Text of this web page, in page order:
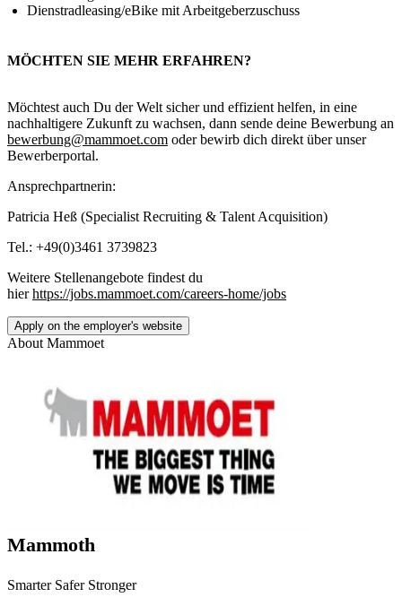
Dienstradleasing/eBike mit Arbeitgeberzuschuss
MÖCHTEN SIE MEHR ERFAHREN?
Möchtest auch Du der Welt sicher und effizient helfen, in eine
nachhaltigere Zukunft zu wachsen, dann sende deine Bewerbung an
bewerbung@mammoet.com oder bewirb dich direkt über unser
Bewerberportal.
Ansprechpartnerin:
Patricia Heß (Specialist Recruiting & Talent Acquisition)
Tel.: +49(0)3461 3739823
Weitere Stellenangebote findest du
hierhttps://jobs.mammoet.com/careers-home/jobs
Apply on the employer's website
About Mammoet
Mammoth
Smarter Safer Stronger